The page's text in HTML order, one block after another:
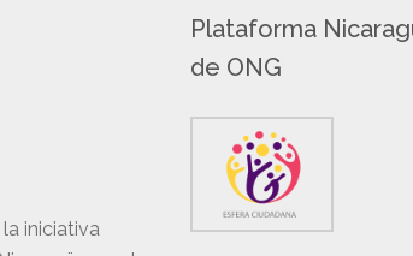
iniciativa
Plataforma
de ONG